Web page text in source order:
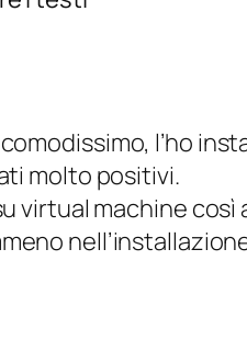
l’ho
molto positivi.
virtual machine